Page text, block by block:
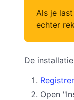
Als je
echter
De
Open